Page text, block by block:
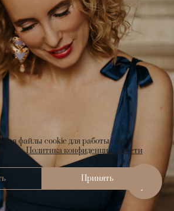
файлы cookie для работы сайта
Политика конфиденциальности
Принять